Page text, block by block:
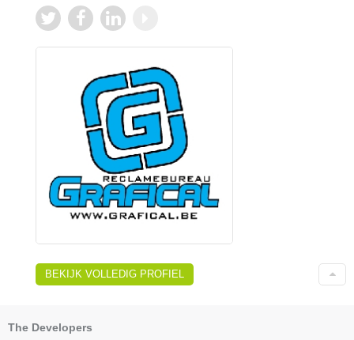
BEKIJK VOLLEDIG PROFIEL
The Developers